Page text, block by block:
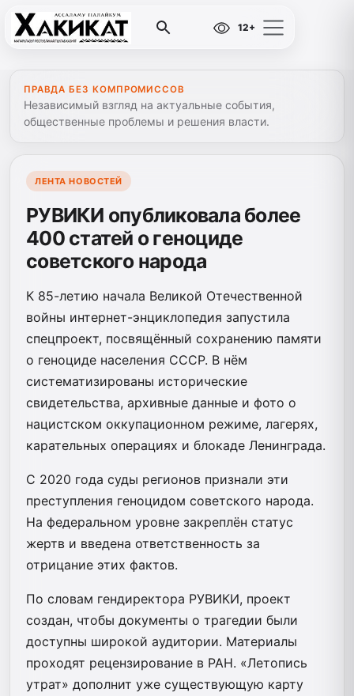
12+
ПРАВДА БЕЗ КОМПРОМИССОВ
Независимый взгляд на актуальные события,
общественные проблемы и решения власти.
ЛЕНТА НОВОСТЕЙ
РУВИКИ опубликовала более
400 статей о геноциде
советского народа
К 85-летию начала Великой Отечественной
войны интернет-энциклопедия запустила
спецпроект, посвящённый сохранению памяти
о геноциде населения СССР. В нём
систематизированы исторические
свидетельства, архивные данные и фото о
нацистском оккупационном режиме, лагерях,
карательных операциях и блокаде Ленинграда.
С 2020 года суды регионов признали эти
преступления геноцидом советского народа.
На федеральном уровне закреплён статус
жертв и введена ответственность за
отрицание этих фактов.
По словам гендиректора РУВИКИ, проект
создан, чтобы документы о трагедии были
доступны широкой аудитории. Материалы
проходят рецензирование в РАН. «Летопись
утрат» дополнит уже существующую карту